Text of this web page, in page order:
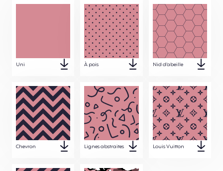
Uni À pois Nid d’abeille
Chevron Lignes abstraites Louis Vuitton